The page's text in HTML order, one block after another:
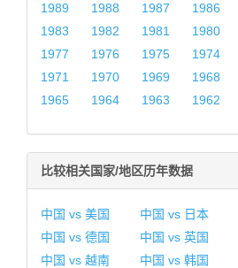
1989
1988 1987 1986
1983
1982 1981 1980
1977
1976 1975 1974
1971
1970 1969 1968
1965
1964 1963 1962
比较相关国家/地区历年数据
中国 vs 美国 中国 vs 日本
中国 vs 德国
中国 vs 英国
中国 vs 越南
中国 vs 韩国